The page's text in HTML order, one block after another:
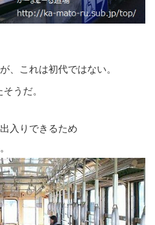
、これは初代ではない。
うだ。
入りできるため